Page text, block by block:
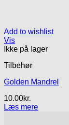
Add to wishlist
Vis
Ikke på lager
Tilbehør
Golden Mandrel
10.00kr.
Læs mere